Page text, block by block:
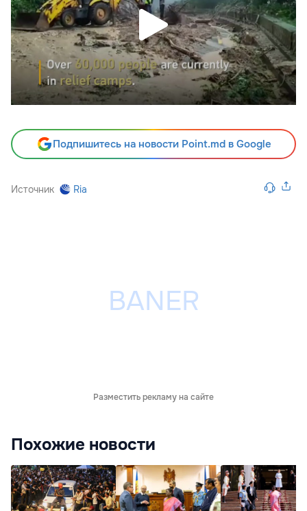
Подпишитесь на новости Point.md в Google
Источник Ria
Разместить рекламу на сайте
Похожие новости